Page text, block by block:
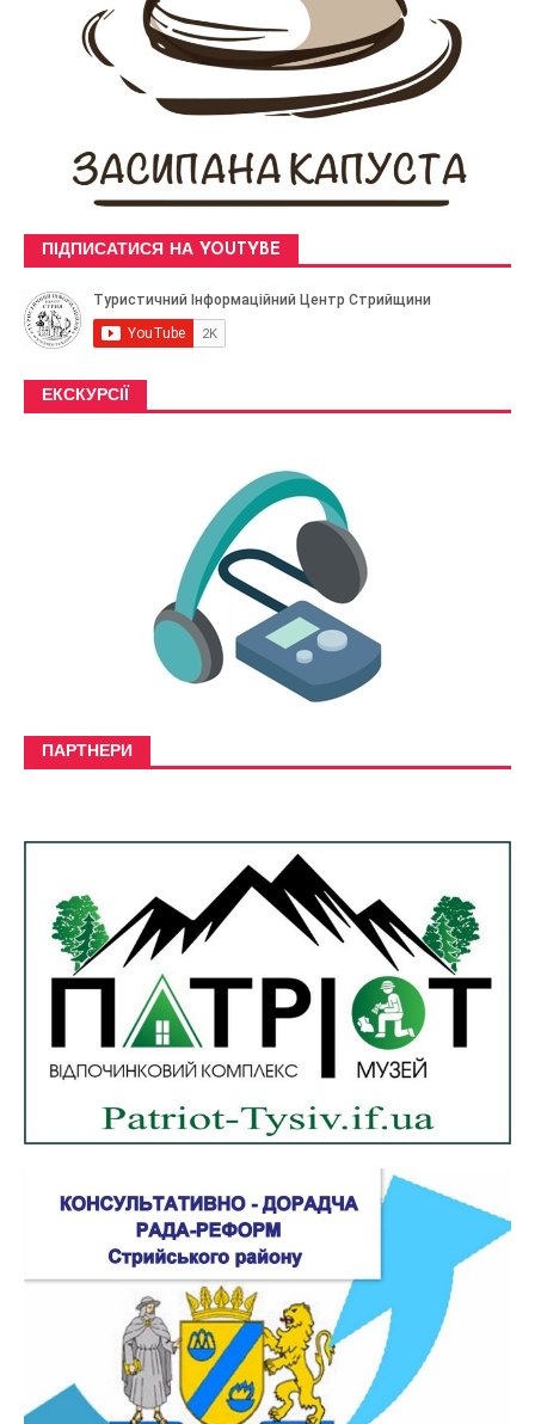
ПІДПИСАТИСЯ НА YOUTYBE
ЕКСКУРСІЇ
ПАРТНЕРИ